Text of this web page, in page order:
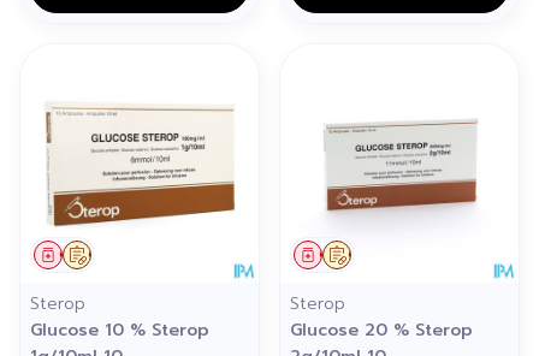
Op voorschrift
Geneesmiddel
Sterop
Glucose 10 % Sterop
Op voorschrift
Geneesmiddel
Sterop
Glucose 20 % Sterop